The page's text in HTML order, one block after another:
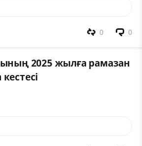
0
0
2025 жылға рамазан